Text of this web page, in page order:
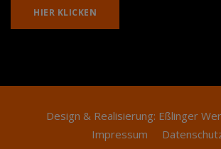
HIER KLICKEN
Design & Realisierung: Eßlinger
Impressum